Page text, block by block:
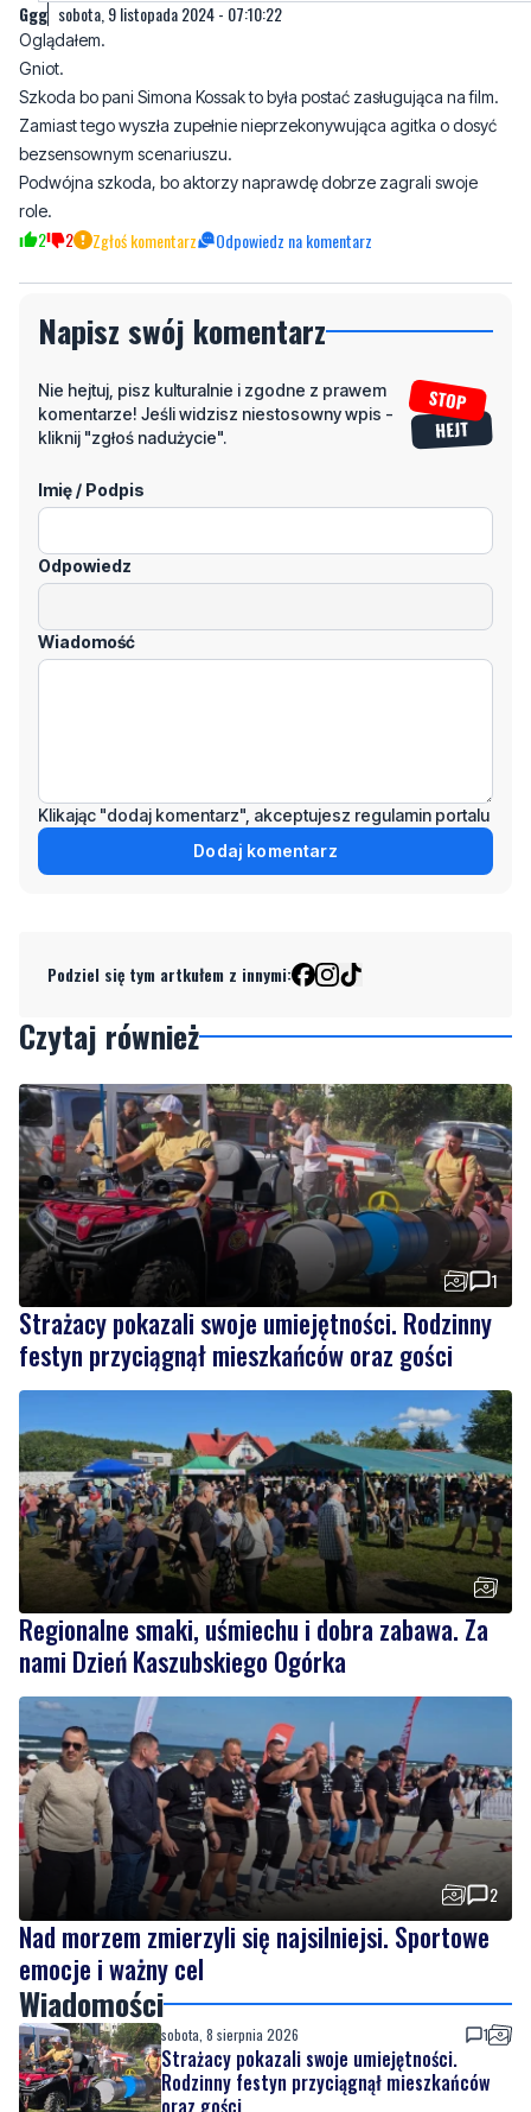
Ggg sobota, 9 listopada 2024 - 07:10:22
Oglądałem.
Gniot.
Szkoda bo pani Simona Kossak to była postać zasługująca na film.
Zamiast tego wyszła zupełnie nieprzekonywująca agitka o dosyć
bezsensownym scenariuszu.
Podwójna szkoda, bo aktorzy naprawdę dobrze zagrali swoje
role.
2 2 Zgłoś komentarz Odpowiedz na komentarz
Napisz swój komentarz
Nie hejtuj, pisz kulturalnie i zgodne z prawem
komentarze! Jeśli widzisz niestosowny wpis -
kliknij "zgłoś nadużycie".
Imię / Podpis
Odpowiedz
Wiadomość
Klikając "dodaj komentarz", akceptujesz regulamin portalu
Dodaj komentarz
Podziel się tym artkułem z innymi:
Czytaj również
1
Strażacy pokazali swoje umiejętności. Rodzinny
festyn przyciągnął mieszkańców oraz gości
Regionalne smaki, uśmiechu i dobra zabawa. Za
nami Dzień Kaszubskiego Ogórka
2
Nad morzem zmierzyli się najsilniejsi. Sportowe
emocje i ważny cel
Wiadomości
sobota, 8 sierpnia 2026 1
Strażacy pokazali swoje umiejętności.
Rodzinny festyn przyciągnął mieszkańców
oraz gości